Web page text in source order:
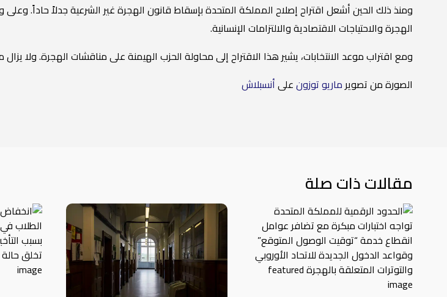
ومنذ ذلك الحين أشعل اقتراح إصلاح المملكة المتحدة بإسقاط قانون الهجرة غير الشرعية جدلاً حاداً. وعلى
الهجرة والاحتياجات الاقتصادية والالتزامات الإنسانية.
ومع اقتراب موعد الانتخابات، يشير هذا الاقتراح إلى محاولة الحزب الهيمنة على مناقشات الهجرة. ولا
الصورة من تصويرماريو توزونعلىأنسبلاش
مقالات ذات صلة